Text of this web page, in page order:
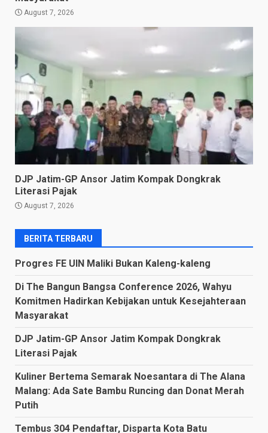
August 7, 2026
DJP Jatim-GP Ansor Jatim Kompak Dongkrak
Literasi Pajak
August 7, 2026
BERITA TERBARU
Progres FE UIN Maliki Bukan Kaleng-kaleng
Di The Bangun Bangsa Conference 2026, Wahyu
Komitmen Hadirkan Kebijakan untuk Kesejahteraan
Masyarakat
DJP Jatim-GP Ansor Jatim Kompak Dongkrak
Literasi Pajak
Kuliner Bertema Semarak Noesantara di The Alana
Malang: Ada Sate Bambu Runcing dan Donat Merah
Putih
Tembus 304 Pendaftar, Disparta Kota Batu